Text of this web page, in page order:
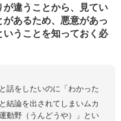
違うことから、見てい
あるため、悪意があっ
うことを知っておく必
話をしたいのに「わかった
結論を出されてしまいムカ
動野（うんどうや）」とい